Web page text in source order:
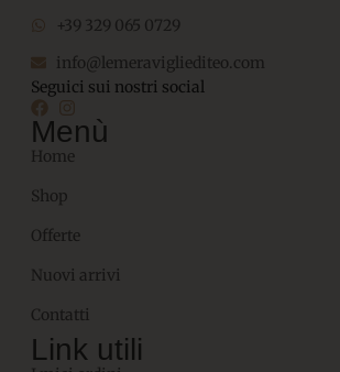
+39 329 065 0729
info@lemeravigliediteo.com
Seguici sui nostri social
Menù
Home
Shop
Offerte
Nuovi arrivi
Contatti
Link utili